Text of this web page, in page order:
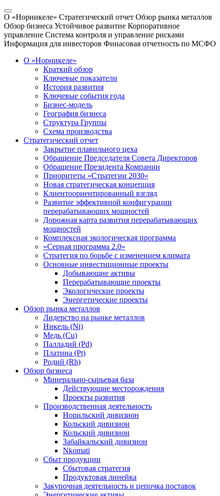
О «Норникеле» Стратегический отчет Обзор рынка металлов
Обзор бизнеса Устойчивое развитие Корпоративное
управление Система контроля и управление рисками
Информация для инвесторов Финасовая отчетность по МСФО
О «Норникеле»
Краткий обзор
Ключевые показатели
История развития
Ключевые события года
Бизнес-модель
География бизнеса
Структура Группы
Схема производства
Стратегический отчет
Закрытие плавильного цеха
Обращение Председателя Совета Директоров
Обращение Президента Компании
Приоритеты «Стратегии 2030»
Новая стратегическая концепция
Клиентоориентированный взгляд
Развитие эффективной конфигурации
перерабатывающих мощностей
Дорожная карта развития перерабатывающих
мощностей
Комплексная экологическая программа
«Серная программа 2.0»
Стратегия по борьбе с изменением климата
Основные инвестиционные проекты
Добывающие активы
Перерабатывающие проекты
Экологические проекты
Энергетические проекты
Обзор рынка металлов
Лидерство на рынке металлов
Никель (Ni)
Медь (Cu)
Палладий (Pd)
Платина (Pt)
Родий (Rh)
Обзор бизнеса
Минерально-сырьевая база
Действующие месторождения
Проекты развития
Производственная деятельность
Норильский дивизион
Кольский дивизион
Кольский дивизион
Забайкальский дивизион
Nkomati
Сбыт продукции
Сбытовая стратегия
Продуктовая линейка
Закупочная деятельность и цепочка поставок